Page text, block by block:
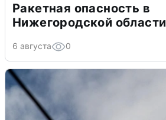
Ракетная опасность в
Нижегородской области
6 августа 0